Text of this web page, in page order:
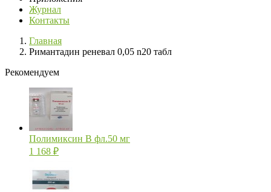
Журнал
Контакты
Главная
Римантадин реневал 0,05 n20 табл
Рекомендуем
Полимиксин В фл.50 мг
1 168 ₽